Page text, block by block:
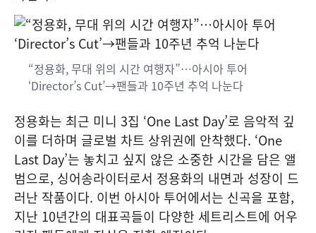
“정용화, 무대 위의 시간 여행자”…아시아 투어
‘Director’s Cut’→팬들과 10주년 추억 나눈다
정용화는 최근 미니 3집 ‘One Last Day’로 음악적 깊
이를 더하며 글로벌 차트 상위권에 안착했다. ‘One
Last Day’는 놓치고 싶지 않은 소중한 시간을 담은 앨
범으로, 싱어송라이터로서 정용화의 내면과 성장이 드
러난 작품이다. 이번 아시아 투어에서는 신곡을 포함,
지난 10년간의 대표곡들이 다양한 세트리스트에 어우